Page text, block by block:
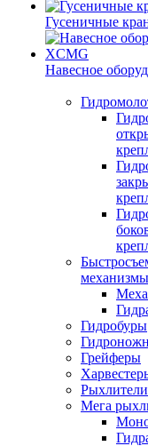
Гусеничные
Навесное
механизмы
Гидробуры
Грейферы
Рыхлители
Мега